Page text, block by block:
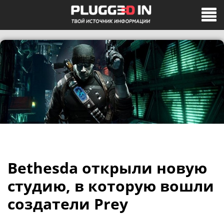
Bethesda открыли новую
студию, в которую вошли
создатели Prey